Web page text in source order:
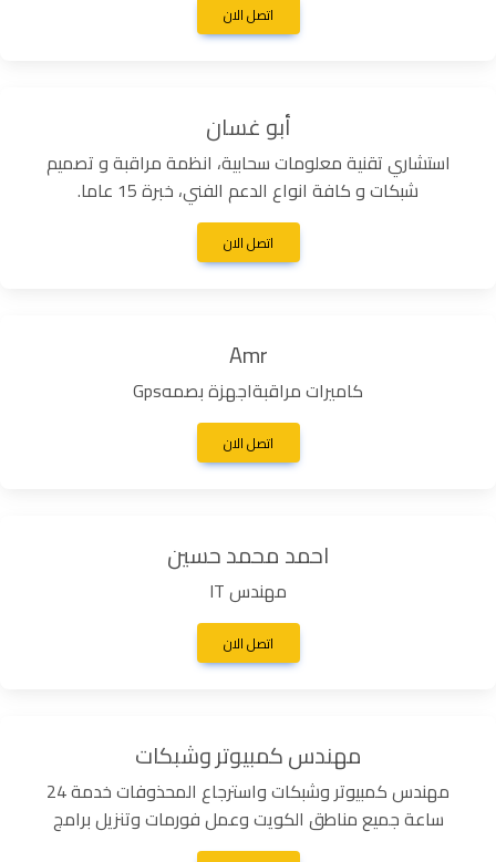
اتصل الان
أبو غسان
استشاري تقنية معلومات سحابية، انظمة مراقبة و تصميم
شبكات و كافة انواع الدعم الفني، خبرة 15 عاما.
اتصل الان
Amr
كاميرات مراقبةاجهزة بصمهGps
اتصل الان
احمد محمد حسين
مهندس IT
اتصل الان
مهندس كمبيوتر وشبكات
مهندس كمبيوتر وشبكات واسترجاع المحذوفات خدمة 24
ساعة جميع مناطق الكويت وعمل فورمات وتنزيل برامج